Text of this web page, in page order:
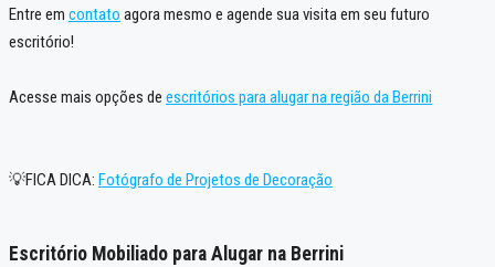
Entre em contato agora mesmo e agende sua visita em seu futuro
escritório!
Acesse mais opções de escritórios para alugar na região da Berrini
💡FICA DICA: Fotógrafo de Projetos de Decoração
Escritório Mobiliado para Alugar na Berrini